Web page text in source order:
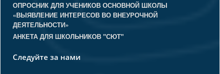
ОПРОСНИК ДЛЯ УЧЕНИКОВ ОСНОВНОЙ ШКОЛЫ
«ВЫЯВЛЕНИЕ ИНТЕРЕСОВ ВО ВНЕУРОЧНОЙ
ДЕЯТЕЛЬНОСТИ»
АНКЕТА ДЛЯ ШКОЛЬНИКОВ "СЮТ"
Следуйте за нами